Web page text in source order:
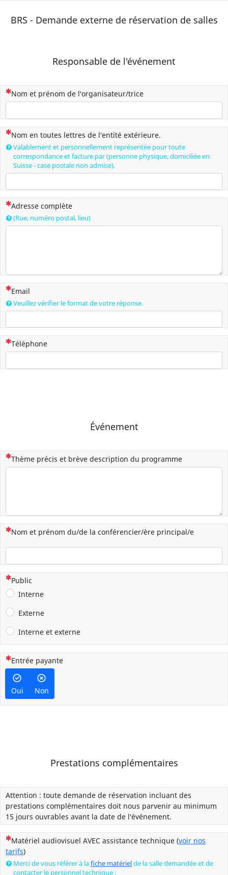
BRS - Demande externe de réservation de salles
Responsable de l'événement
(Cette question est obligatoire)
Nom et prénom de l'organisateur/trice
(Cette question est obligatoire)
Nom en toutes lettres de l'entité extérieure.
Valablement et personnellement représentée pour toute
correspondance et facture par (personne physique, domiciliée en
Suisse - case postale non admise).
(Cette question est obligatoire)
Adresse complète
(Rue, numéro postal, lieu)
(Cette question est obligatoire)
Email
Veuillez vérifier le format de votre réponse.
(Cette question est obligatoire)
Téléphone
Événement
(Cette question est obligatoire)
Thème précis et brève description du programme
(Cette question est obligatoire)
Nom et prénom du/de la conférencier/ère principal/e
(Cette question est obligatoire)
Public
Interne
Externe
Interne et externe
(Cette question est obligatoire)
Entrée payante
Oui Non
Prestations complémentaires
Attention : toute demande de réservation incluant des
prestations complémentaires doit nous parvenir au minimum
15 jours ouvrables avant la date de l'événement.
(Cette question est obligatoire)
Matériel audiovisuel AVEC assistance technique (voir nos
tarifs)
Merci de vous référer à lafiche matérielde la salle demandée et de
contacter le personnel technique :